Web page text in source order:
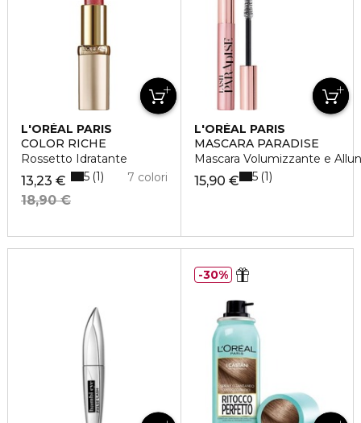
L'ORÉAL PARIS
COLOR RICHE
Rossetto Idratante
13,23 €
18,90 €
7 colori
5 1
L'ORÉAL PARIS
MASCARA PARADISE
Mascara Volumizzante e
15,90 € 5 1
30%